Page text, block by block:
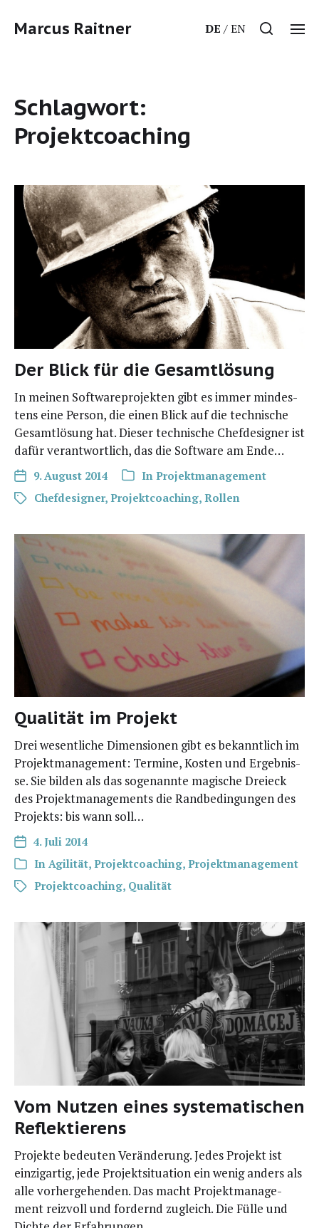
Marcus Raitner DE EN
Schlagwort:
Projektcoaching
Der Blick für die Gesamtlösung
In mei­nen Soft­ware­pro­jek­ten gibt es immer min­des­
tens eine Per­son, die einen Blick auf die tech­ni­sche
Gesamt­lö­sung hat. Die­ser tech­ni­sche Chef­de­si­gner ist
dafür ver­ant­wort­lich, das die Soft­ware am Ende…
9. August 2014 In Projektmanagement
Chefdesigner, Projektcoaching, Rollen
Qualität im Projekt
Drei wesent­li­che Dimen­sio­nen gibt es bekannt­lich im
Pro­jekt­ma­nage­ment: Ter­mi­ne, Kos­ten und Ergeb­nis­
se. Sie bil­den als das soge­nann­te magi­sche Drei­eck
des Pro­jekt­ma­nage­ments die Rand­be­din­gun­gen des
Pro­jekts: bis wann soll…
4. Juli 2014
In Agilität, Projektcoaching, Projektmanagement
Projektcoaching, Qualität
Vom Nutzen eines systematischen
Reflektierens
Projek­te bedeu­ten Ver­än­de­rung. Jedes Pro­jekt ist
ein­zig­ar­tig, jede Pro­jekt­si­tua­ti­on ein wenig anders als
alle vor­her­ge­hen­den. Das macht Pro­jekt­ma­nage­
ment reiz­voll und for­dernd zugleich. Die Fül­le und